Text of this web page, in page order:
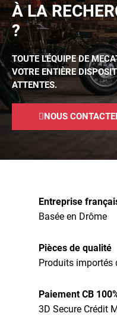
À LA
?
TOUTE L'ÉQUIPE DE
VOTRE ENTIÈRE
ATTENTES.
NOUS
Entreprise
Basée en Drôme
Pièces de qualité
Produits importés
Paiement CB
3D Secure Crédit